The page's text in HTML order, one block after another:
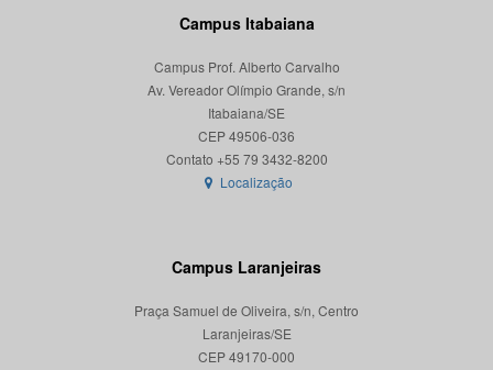
Campus Itabaiana
Campus Prof. Alberto Carvalho
Av. Vereador Olímpio Grande, s/n
Itabaiana/SE
CEP 49506-036
Localização
Campus Laranjeiras
Praça Samuel de Oliveira, s/n, Centro
Laranjeiras/SE
CEP 49170-000